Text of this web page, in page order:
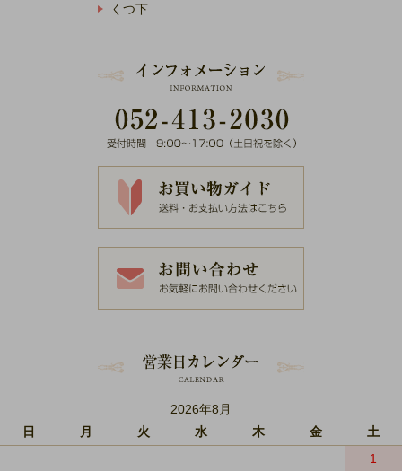
くつ下
2026年8月
日
月 火 水 木 金
土
1